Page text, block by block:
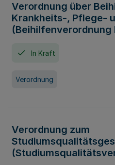
Verordnung über
Krankheits-, Pflege-
(Beihilfenverordnung
In Kraft
Verordnung
Verordnung zum